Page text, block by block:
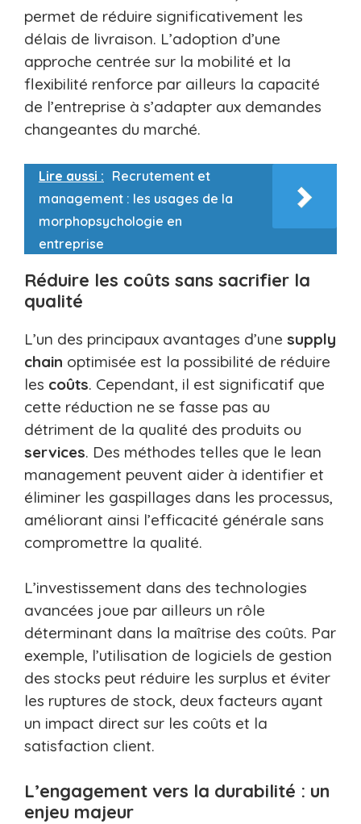
permet de réduire significativement les
délais de livraison. L’adoption d’une
approche centrée sur la mobilité et la
flexibilité renforce par ailleurs la capacité
de l’entreprise à s’adapter aux demandes
changeantes du marché.
Lire aussi : Recrutement et
management : les usages de la
morphopsychologie en
entreprise
Réduire les coûts sans sacrifier la
qualité
L’un des principaux avantages d’une supply
chain optimisée est la possibilité de réduire
les coûts. Cependant, il est significatif que
cette réduction ne se fasse pas au
détriment de la qualité des produits ou
services. Des méthodes telles que le lean
management peuvent aider à identifier et
éliminer les gaspillages dans les processus,
améliorant ainsi l’efficacité générale sans
compromettre la qualité.
L’investissement dans des technologies
avancées joue par ailleurs un rôle
déterminant dans la maîtrise des coûts. Par
exemple, l’utilisation de logiciels de gestion
des stocks peut réduire les surplus et éviter
les ruptures de stock, deux facteurs ayant
un impact direct sur les coûts et la
satisfaction client.
L’engagement vers la durabilité : un
enjeu majeur